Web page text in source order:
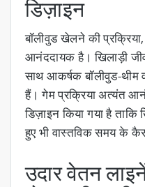
डिज़ाइन
बॉलीवुड खेलने की प्रक्रिया,
आनंददायक है। खिलाड़ी
साथ आकर्षक बॉलीवुड-थीम
हैं। गेम प्रक्रिया अत्यंत
डिज़ाइन किया गया है
हुए भी वास्तविक समय के
उदार वेतन